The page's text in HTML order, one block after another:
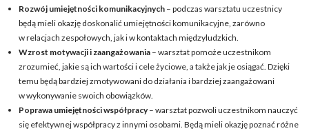
Rozwój umiejętności komunikacyjnych – podczas warsztatu uczestnicy
będą mieli okazję doskonalić umiejętności komunikacyjne, zarówno
w relacjach zespołowych, jak i w kontaktach międzyludzkich.
Wzrost motywacji i zaangażowania – warsztat pomoże uczestnikom
zrozumieć, jakie są ich wartości i cele życiowe, a także jak je osiągać. Dzięki
temu będą bardziej zmotywowani do działania i bardziej zaangażowani
w wykonywanie swoich obowiązków.
Poprawa umiejętności współpracy– warsztat pozwoli uczestnikom nauczyć
się efektywnej współpracy z innymi osobami. Będą mieli okazję poznać różne